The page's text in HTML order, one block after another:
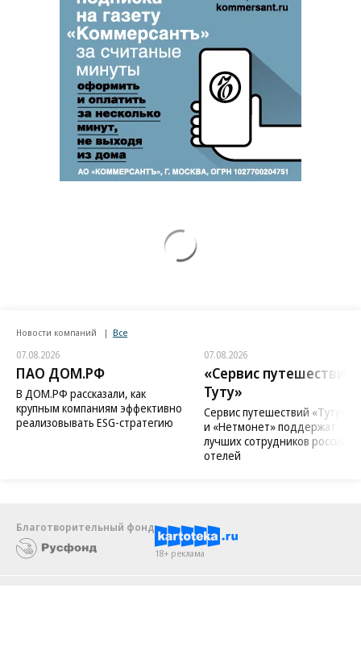
Новости компаний Все
07.08.2026
ПАО ДОМ.РФ
В ДОМ.РФ рассказали, как
крупным компаниям эффективно
реализовывать ESG-стратегию
07.08.2026
«Сервис путешествий
Туту»
Сервис путешествий «Туту»
и «Нетмонет» поддержат
лучших сотрудников
отелей
Благотворительный фонд
18+ реклама